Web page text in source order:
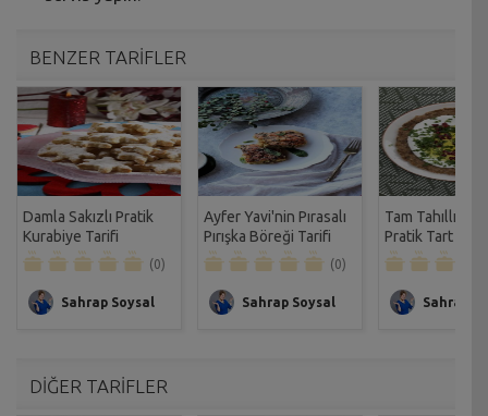
BENZER TARİFLER
Damla Sakızlı Pratik
Kurabiye Tarifi
(0)
Sahrap Soysal
Ayfer Yavi'nin Pırasalı
Pırışka Böreği Tarifi
(0)
Sahrap Soysal
Tam Tahıllı
Pratik Tart
Sahrap
DİĞER TARİFLER